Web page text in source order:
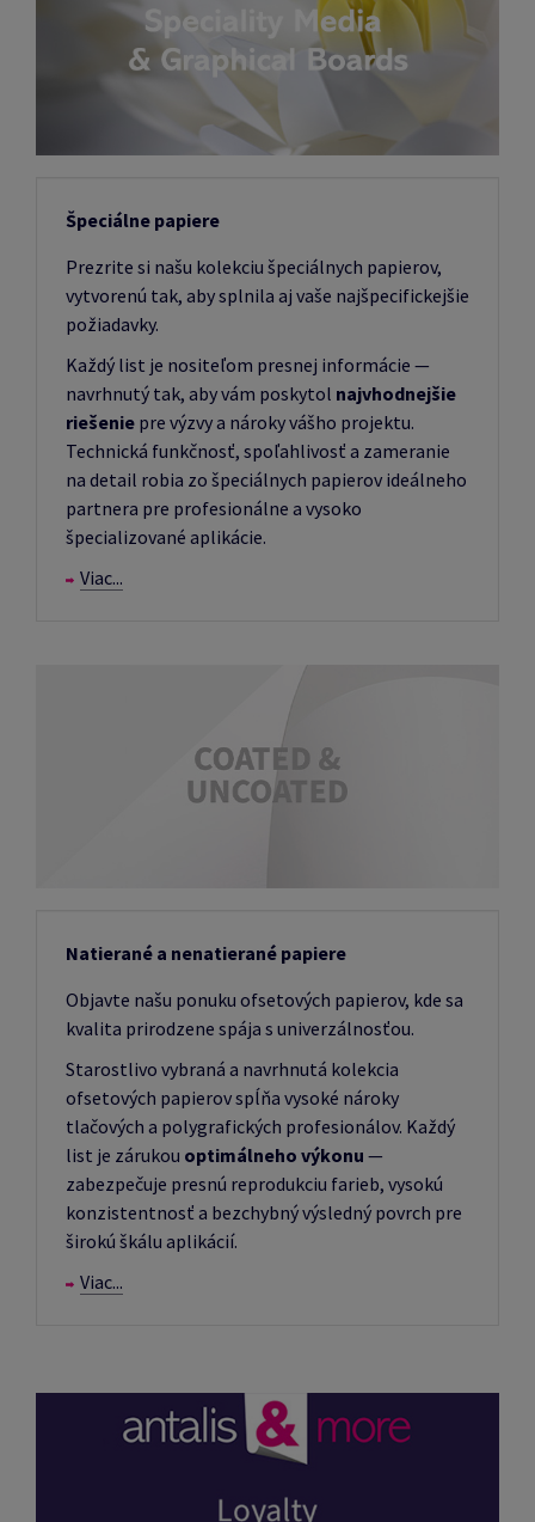
Špeciálne papiere
Prezrite si našu kolekciu špeciálnych papierov,
vytvorenú tak, aby splnila aj vaše najšpecifickejšie
požiadavky.
Každý list je nositeľom presnej informácie —
navrhnutý tak, aby vám poskytol najvhodnejšie
riešenie pre výzvy a nároky vášho projektu.
Technická funkčnosť, spoľahlivosť a zameranie
na detail robia zo špeciálnych papierov ideálneho
partnera pre profesionálne a vysoko
špecializované aplikácie.
Viac...
Natierané a nenatierané papiere
Objavte našu ponuku ofsetových papierov, kde sa
kvalita prirodzene spája s univerzálnosťou.
Starostlivo vybraná a navrhnutá kolekcia
ofsetových papierov spĺňa vysoké nároky
tlačových a polygrafických profesionálov. Každý
list je zárukou optimálneho výkonu —
zabezpečuje presnú reprodukciu farieb, vysokú
konzistentnosť a bezchybný výsledný povrch pre
širokú škálu aplikácií.
Viac...